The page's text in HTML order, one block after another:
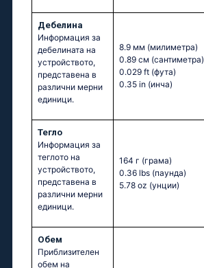
Дебелина
Информация за
дебелината на
устройството,
представена в
различни мерни
единици.
8.9 мм (милиметра)
0.89 см (сантиметра)
0.029 ft (фута)
0.35 in (инча)
Тегло
Информация за
теглото на
устройството,
представена в
различни мерни
единици.
164 г (грама)
0.36 lbs (паунда)
5.78 oz (унции)
Обем
Приблизителен
обем на